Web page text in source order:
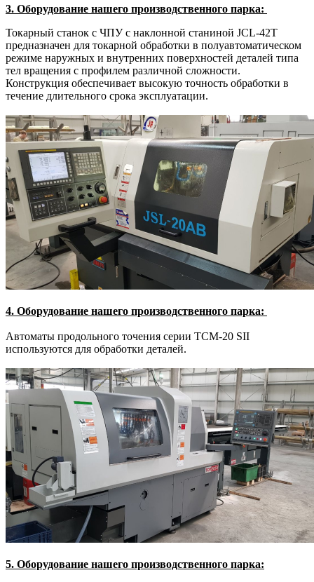
3. Оборудование нашего производственного парка:
Токарный станок с ЧПУ с наклонной станиной JCL-42T
предназначен для токарной обработки в полуавтоматическом
режиме наружных и внутренних поверхностей деталей типа
тел вращения с профилем различной сложности.
Конструкция обеспечивает высокую точность обработки в
течение длительного срока эксплуатации.
4. Оборудование нашего производственного парка:
Автоматы продольного точения серии TCM-20 SII
используются для обработки деталей.
5. Оборудование нашего производственного парка: